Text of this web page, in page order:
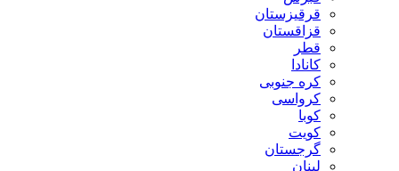
قرقیزستان
قزاقستان
قطر
کانادا
کره جنوبی
کرواسی
کوبا
کویت
گرجستان
لبنان